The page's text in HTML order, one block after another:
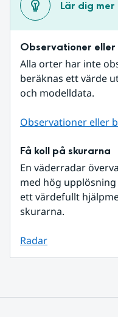
Lär dig mer
Observationer
Alla orter har inte
beräknas ett värde
och modelldata.
Observationer eller
Få koll på skurarna
En väderradar
med hög
ett värdefullt
skurarna.
Radar